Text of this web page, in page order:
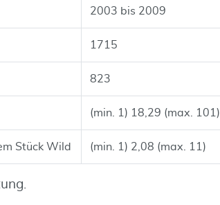
2003 bis 2009
1715
823
(min. 1) 18,29 (max. 101)
Stück Wild (min. 1) 2,08 (max. 11)